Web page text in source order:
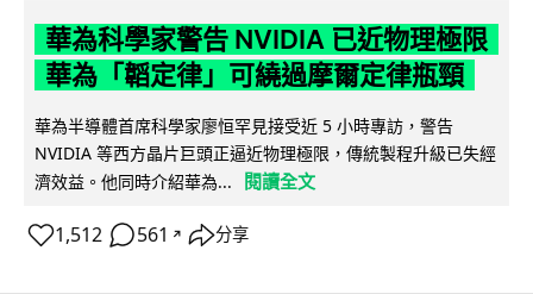
華為科學家警告 NVIDIA 已近物理極限
華為「韜定律」可繞過摩爾定律瓶頸
華為半導體首席科學家廖恒罕見接受近 5 小時專訪，警告
NVIDIA 等西方晶片巨頭正逼近物理極限，傳統製程升級已失經
濟效益。他同時介紹華為...
閱讀全文
1,512 561 ↗ 分享